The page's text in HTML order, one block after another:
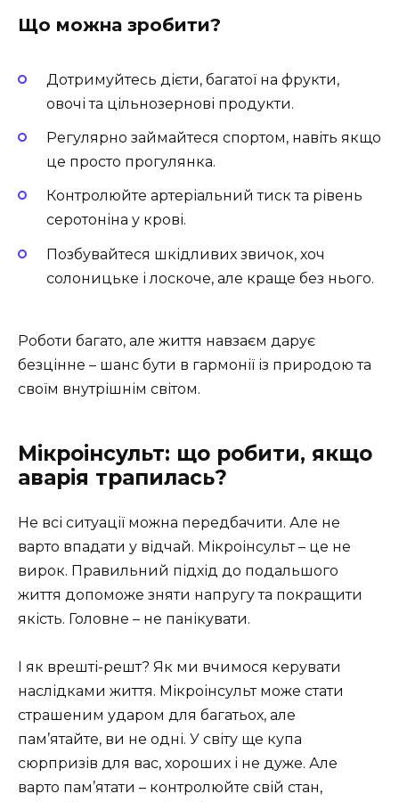
Що можна зробити?
Дотримуйтесь дієти, багатої на фрукти,
овочі та цільнозернові продукти.
Регулярно займайтеся спортом, навіть якщо
це просто прогулянка.
Контролюйте артеріальний тиск та рівень
серотоніна у крові.
Позбувайтеся шкідливих звичок, хоч
солоницьке і лоскоче, але краще без нього.
Роботи багато, але життя навзаєм дарує
безцінне – шанс бути в гармонії із природою та
своїм внутрішнім світом.
Мікроінсульт: що робити, якщо
аварія трапилась?
Не всі ситуації можна передбачити. Але не
варто впадати у відчай. Мікроінсульт – це не
вирок. Правильний підхід до подальшого
життя допоможе зняти напругу та покращити
якість. Головне – не панікувати.
І як врешті-решт? Як ми вчимося керувати
наслідками життя. Мікроінсульт може стати
страшеним ударом для багатьох, але
пам’ятайте, ви не одні. У світу ще купа
сюрпризів для вас, хороших і не дуже. Але
варто пам’ятати – контролюйте свій стан,